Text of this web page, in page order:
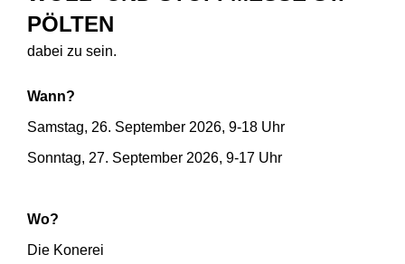
PÖLTEN
dabei zu sein.
Wann?
Samstag, 26. September 2026, 9-18 Uhr
Sonntag, 27. September 2026, 9-17 Uhr
Wo?
Die Konerei